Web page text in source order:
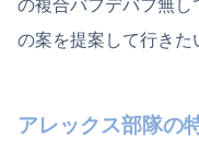
の複合バフデバフ無
の案を提案して行きた
アレックス部隊の